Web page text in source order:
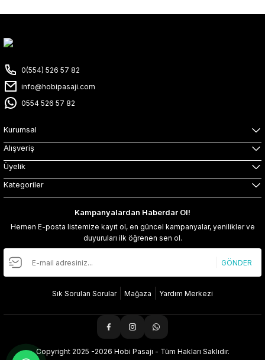
0(554) 526 57 82
info@hobipasaji.com
0554 526 57 82
Kurumsal
Alışveriş
Üyelik
Kategoriler
Kampanyalardan Haberdar Ol!
Hemen E-posta listemize kayıt ol, en güncel kampanyalar, yenilikler ve
duyuruları ilk öğrenen sen ol.
GÖNDER
Sık Sorulan Sorular Mağaza Yardım Merkezi
Copyright 2025 -2026 Hobi Pasajı - Tüm Hakları Saklıdır.